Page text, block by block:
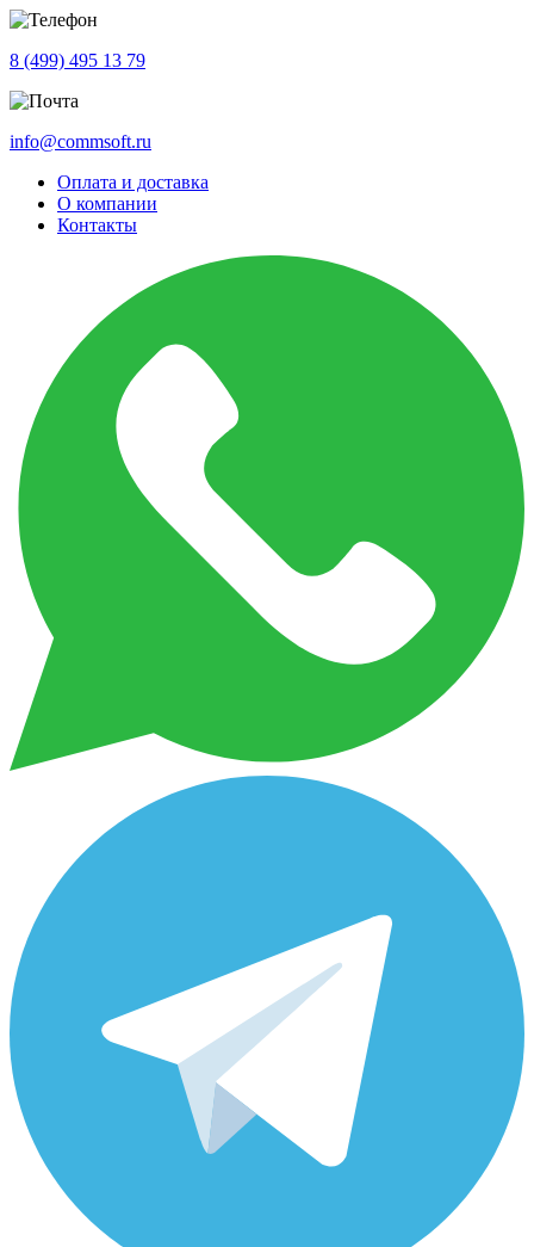
8 (499) 495 13 79
info@commsoft.ru
Оплата и доставка
О компании
Контакты